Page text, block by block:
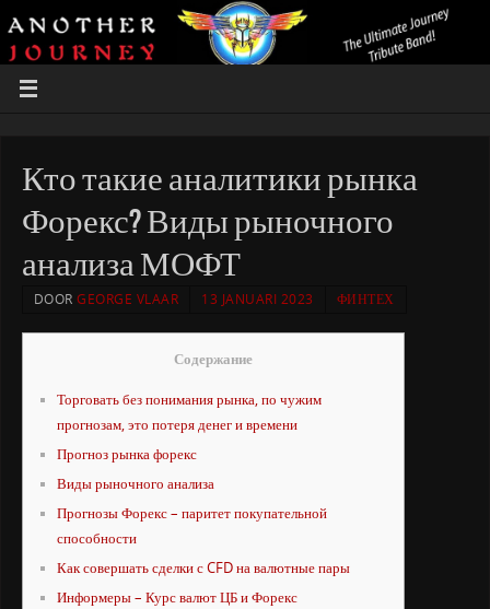
Кто такие аналитики рынка
Форекс? Виды рыночного
анализа МОФТ
DOORGEORGE VLAAR 13 JANUARI 2023 ФИНТЕХ
Содержание
Торговать без понимания рынка, по чужим
прогнозам, это потеря денег и времени
Прогноз рынка форекс
Виды рыночного анализа
Прогнозы Форекс – паритет покупательной
способности
Как совершать сделки с CFD на валютные пары
Информеры – Курс валют ЦБ и Форекс